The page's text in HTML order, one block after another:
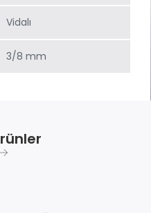
Vidalı
3/8 mm